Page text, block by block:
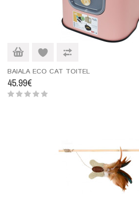
BAIALA ECO CAT TOITEL
45.99€